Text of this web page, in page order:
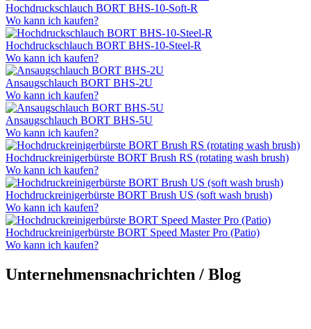
Hochdruckschlauch BORT BHS-10-Soft-R
Wo kann ich kaufen?
Hochdruckschlauch BORT BHS-10-Steel-R
Wo kann ich kaufen?
Ansaugschlauch BORT BHS-2U
Wo kann ich kaufen?
Ansaugschlauch BORT BHS-5U
Wo kann ich kaufen?
Hochdruckreinigerbürste BORT Brush RS (rotating wash brush)
Wo kann ich kaufen?
Hochdruckreinigerbürste BORT Brush US (soft wash brush)
Wo kann ich kaufen?
Hochdruckreinigerbürste BORT Speed Master Pro (Patio)
Wo kann ich kaufen?
Unternehmensnachrichten / Blog